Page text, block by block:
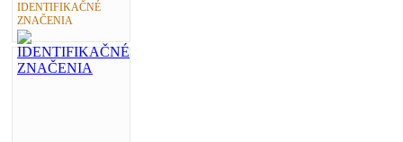
IDENTIFIKAČNÉ
ZNAČENIA